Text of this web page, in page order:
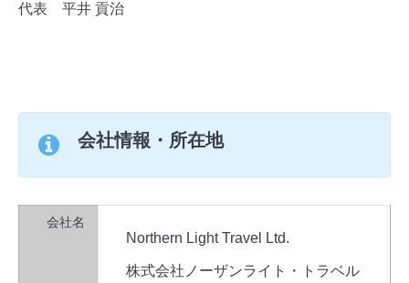
代表 平井 貢治
会社情報・所在地
会社名
Northern Light Travel Ltd.
株式会社ノーザンライト・トラベル